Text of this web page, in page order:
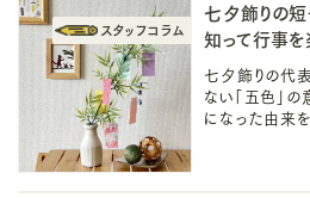
七夕飾りの
知って行事を
七夕飾りの代
ない「五色」
になった由来